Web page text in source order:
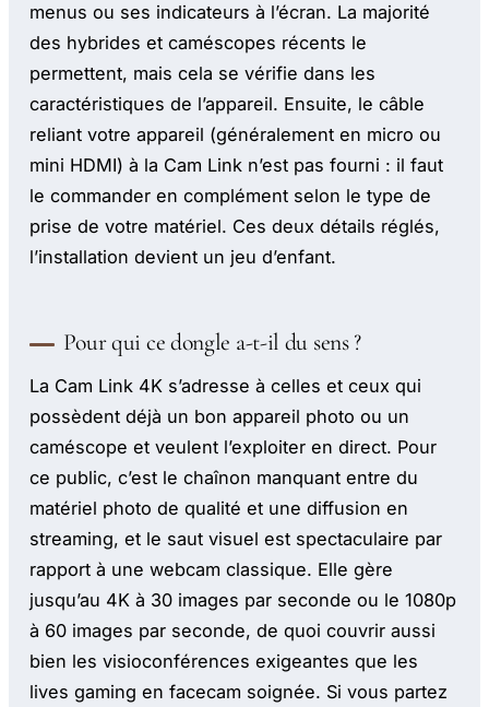
menus ou ses indicateurs à l’écran. La majorité
des hybrides et caméscopes récents le
permettent, mais cela se vérifie dans les
caractéristiques de l’appareil. Ensuite, le câble
reliant votre appareil (généralement en micro ou
mini HDMI) à la Cam Link n’est pas fourni : il faut
le commander en complément selon le type de
prise de votre matériel. Ces deux détails réglés,
l’installation devient un jeu d’enfant.
Pour qui ce dongle a-t-il du sens ?
La Cam Link 4K s’adresse à celles et ceux qui
possèdent déjà un bon appareil photo ou un
caméscope et veulent l’exploiter en direct. Pour
ce public, c’est le chaînon manquant entre du
matériel photo de qualité et une diffusion en
streaming, et le saut visuel est spectaculaire par
rapport à une webcam classique. Elle gère
jusqu’au 4K à 30 images par seconde ou le 1080p
à 60 images par seconde, de quoi couvrir aussi
bien les visioconférences exigeantes que les
lives gaming en facecam soignée. Si vous partez